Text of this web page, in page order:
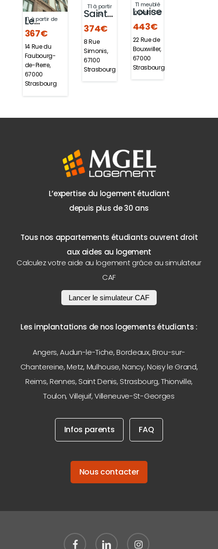
Le
Faubourg
367€
T1 à partir de
14 Rue du
Faubourg-
de-Pierre,
67000
Strasbourg
Sainte-
Odile
374€
T1 à partir
de
8 Rue
Simonis,
67100
Strasbourg
Louise
443€
T1 meublé
à partir de
22 Rue de
Bouxwiller,
67000
Strasbourg
L’expertise du logement étudiant
depuis plus de 30 ans
Tous nos appartements étudiants ouvrent droit
aux aides au logement
Calculez votre aide au logement grâce au simulateur
CAF
Lancer le simulateur CAF
Les implantations de nos logements étudiants :
Angers,Audun-le-Tiche,Bordeaux,Brou-sur-
Chantereine,Metz, Mulhouse,Nancy,Noisy le Grand,
Reims,Rennes, Saint Denis, Strasbourg,Thionville,
Toulon, Villejuif,Villeneuve-St-Georges
Infos parents FAQ
Nous contacter
facebooklinkedin instagram